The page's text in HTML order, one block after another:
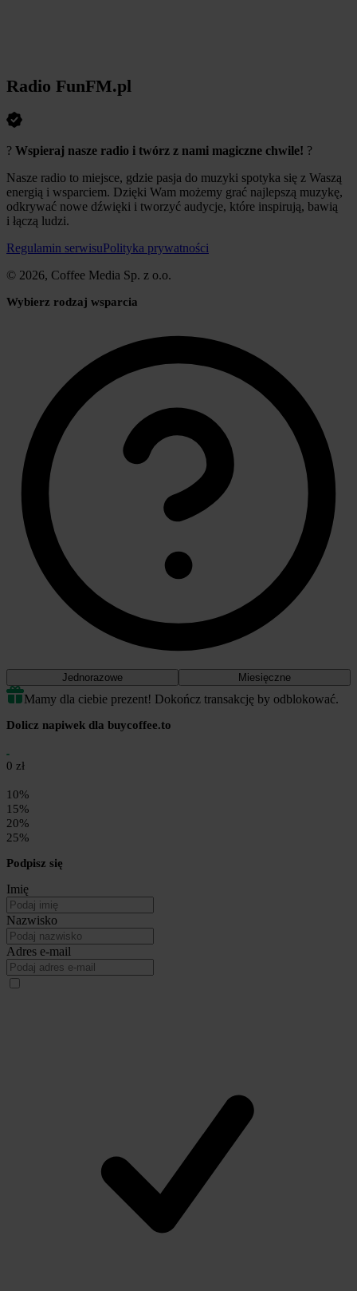
Radio FunFM.pl
?️ Wspieraj nasze radio i twórz z nami magiczne chwile! ?️
Nasze radio to miejsce, gdzie pasja do muzyki spotyka się z Waszą
energią i wsparciem. Dzięki Wam możemy grać najlepszą muzykę,
odkrywać nowe dźwięki i tworzyć audycje, które inspirują, bawią
i łączą ludzi.
Regulamin serwisuPolityka prywatności
© 2026, Coffee Media Sp. z o.o.
Wybierz rodzaj wsparcia
Jednorazowe Miesięczne
Mamy dla ciebie prezent! Dokończ transakcję by odblokować.
Dolicz napiwek dla buycoffee.to
0 zł
10%
15%
20%
25%
Podpisz się
Imię
Nazwisko
Adres e-mail